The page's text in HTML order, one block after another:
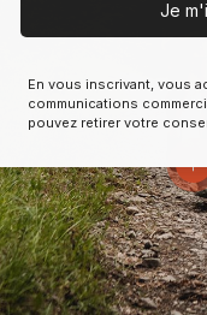
Je
En vous inscrivant, vous
communications
pouvez retirer votre